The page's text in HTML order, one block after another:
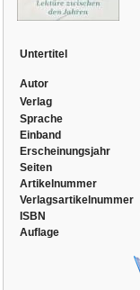
Untertitel
Autor
Verlag
Sprache
Einband
Erscheinungsjahr
Seiten
Artikelnummer
Verlagsartikelnummer
ISBN
Auflage